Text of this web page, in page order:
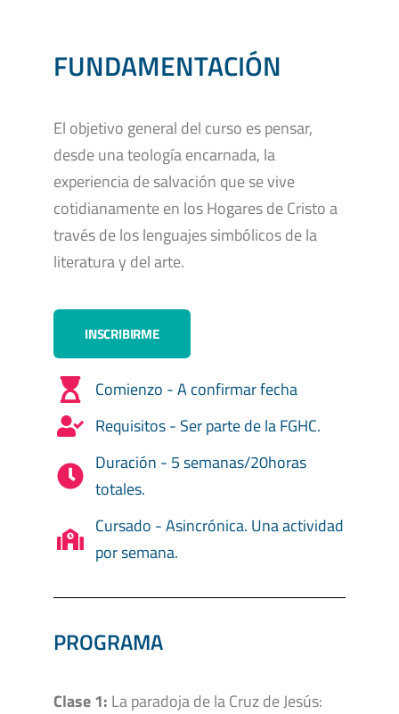
FUNDAMENTACIÓN
El objetivo general del curso es pensar,
desde una teología encarnada, la
experiencia de salvación que se vive
cotidianamente en los Hogares de Cristo a
través de los lenguajes simbólicos de la
literatura y del arte.
INSCRIBIRME
Comienzo - A confirmar fecha
Requisitos - Ser parte de la FGHC.
Duración - 5 semanas/20horas
totales.
Cursado - Asincrónica. Una actividad
por semana.
PROGRAMA
Clase 1: La paradoja de la Cruz de Jesús: